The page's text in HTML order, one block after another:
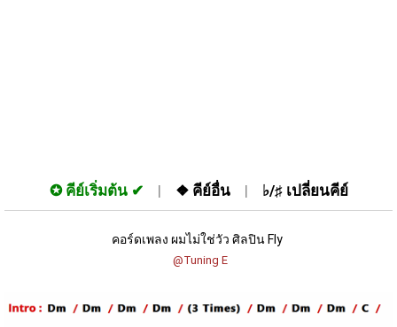
✪ คีย์เริ่มต้น ❖ คีย์อื่น ♭/♯ เปลี่ยนคีย์
คอร์ดเพลง ผมไม่ใช่วัว ศิลปิน Fly
@Tuning E